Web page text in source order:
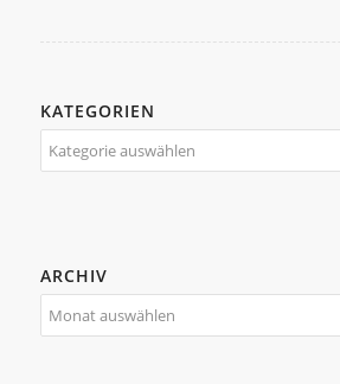
KATEGORIEN
Kategorien
ARCHIV